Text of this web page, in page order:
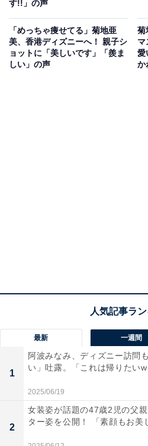
す!!」の声
「めっちゃ痩せてる」菊地亜
美、香港ディズニーへ！ 親子シ
ョットに「美しいです」「羨ま
しい」の声
菊
マ
愛
か
最新 一週間
1
阿波みなみ、ディズニー訪問
い」吐露。「これは帰りたい
2025/06/19
2
女装姿が話題の47歳2児の父
ター姿を公開！ 「素顔もお美